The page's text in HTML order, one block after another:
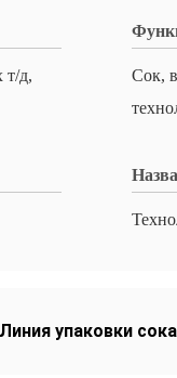
т/д,
Сок,
Линия упаковки сока